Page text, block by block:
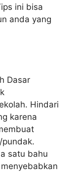
ini bisa
anda yang
Dasar
Hindari
karena
satu bahu